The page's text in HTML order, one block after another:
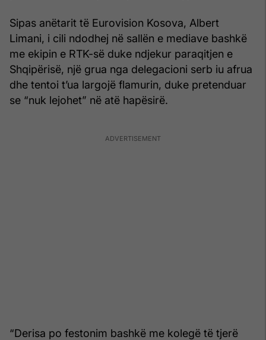
Sipas anëtarit të Eurovision Kosova, Albert
Limani, i cili ndodhej në sallën e mediave bashkë
me ekipin e RTK-së duke ndjekur paraqitjen e
Shqipërisë, një grua nga delegacioni serb iu afrua
dhe tentoi t’ua largojë flamurin, duke pretenduar
se “nuk lejohet” në atë hapësirë.
“Derisa po festonim bashkë me kolegë të tjerë